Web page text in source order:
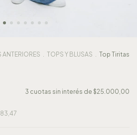
ANTERIORES . TOPS Y BLUSAS . Top Tiritas
3 cuotas sin interés de $25.000,00